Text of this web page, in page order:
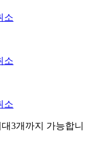
소
소
소
3개까지 가능합니